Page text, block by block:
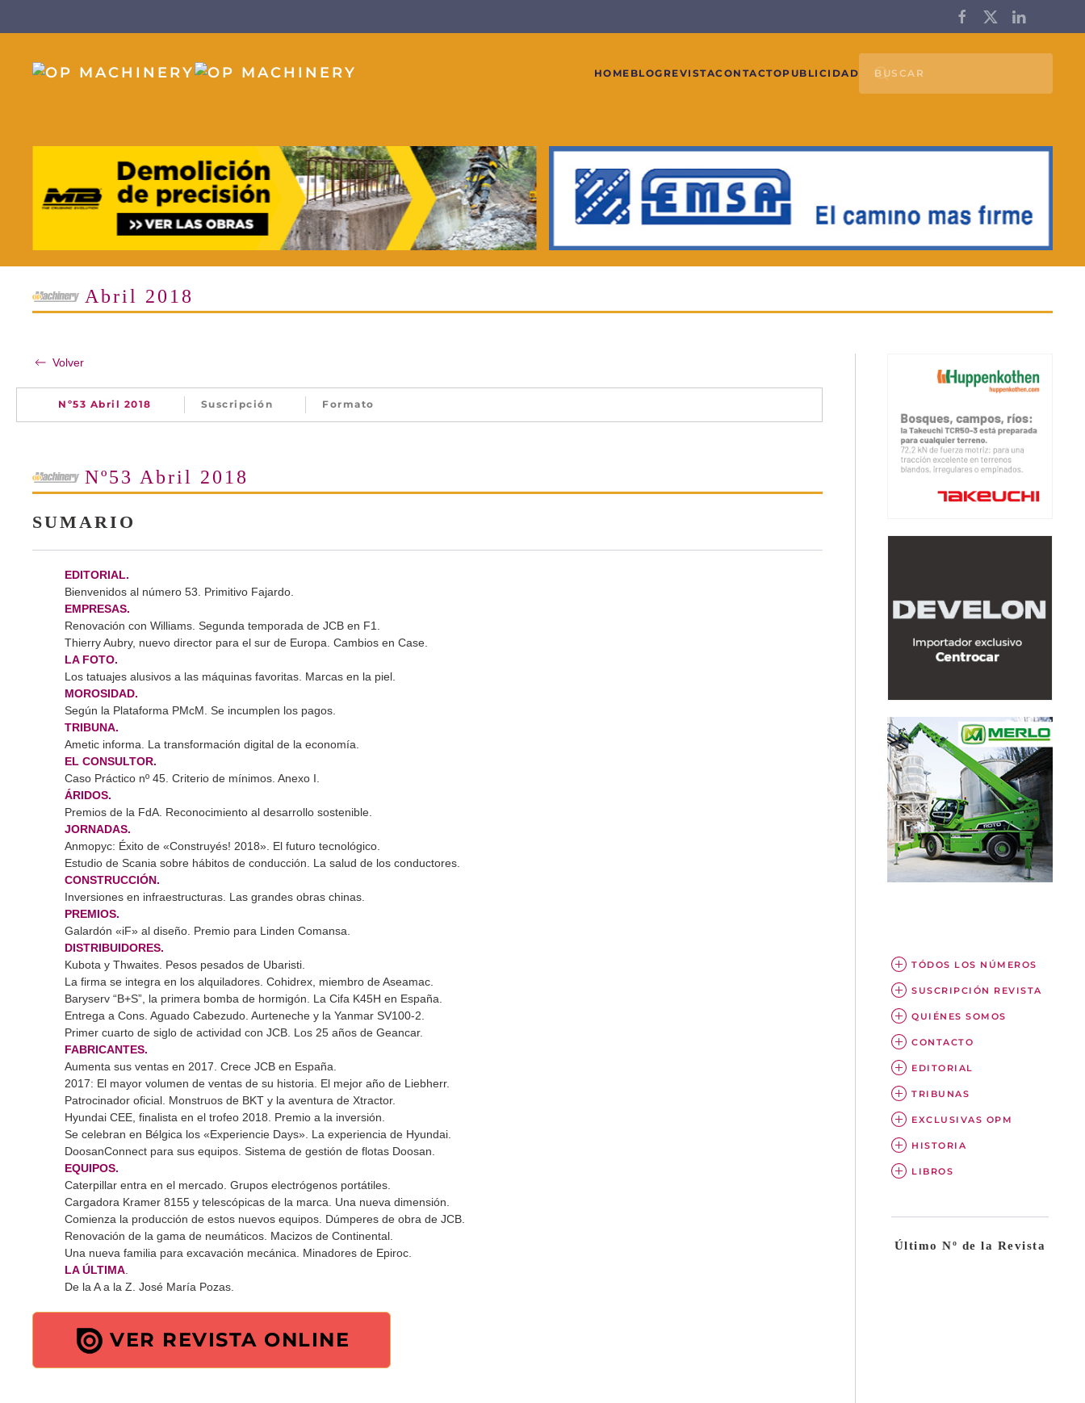
HOME BLOG REVISTACONTACTOPUBLICIDAD
Abril 2018
Volver
Nº53 Abril 2018 Suscripción Formato
Nº53 Abril 2018
SUMARIO
EDITORIAL.
Bienvenidos al número 53. Primitivo Fajardo.
EMPRESAS.
Renovación con Williams. Segunda temporada de JCB en F1.
Thierry Aubry, nuevo director para el sur de Europa. Cambios en Case.
LA FOTO.
Los tatuajes alusivos a las máquinas favoritas. Marcas en la piel.
MOROSIDAD.
Según la Plataforma PMcM. Se incumplen los pagos.
TRIBUNA.
Ametic informa. La transformación digital de la economía.
EL CONSULTOR.
Caso Práctico nº 45. Criterio de mínimos. Anexo I.
ÁRIDOS.
Premios de la FdA. Reconocimiento al desarrollo sostenible.
JORNADAS.
Anmopyc: Éxito de «Construyés! 2018». El futuro tecnológico.
Estudio de Scania sobre hábitos de conducción. La salud de los conductores.
CONSTRUCCIÓN.
Inversiones en infraestructuras. Las grandes obras chinas.
PREMIOS.
Galardón «iF» al diseño. Premio para Linden Comansa.
DISTRIBUIDORES.
Kubota y Thwaites. Pesos pesados de Ubaristi.
La firma se integra en los alquiladores. Cohidrex, miembro de Aseamac.
Baryserv “B+S”, la primera bomba de hormigón. La Cifa K45H en España.
Entrega a Cons. Aguado Cabezudo. Aurteneche y la Yanmar SV100-2.
Primer cuarto de siglo de actividad con JCB. Los 25 años de Geancar.
FABRICANTES.
Aumenta sus ventas en 2017. Crece JCB en España.
2017: El mayor volumen de ventas de su historia. El mejor año de Liebherr.
Patrocinador oficial. Monstruos de BKT y la aventura de Xtractor.
Hyundai CEE, finalista en el trofeo 2018. Premio a la inversión.
Se celebran en Bélgica los «Experiencie Days». La experiencia de Hyundai.
DoosanConnect para sus equipos. Sistema de gestión de flotas Doosan.
EQUIPOS.
Caterpillar entra en el mercado. Grupos electrógenos portátiles.
Cargadora Kramer 8155 y telescópicas de la marca. Una nueva dimensión.
Comienza la producción de estos nuevos equipos. Dúmperes de obra de JCB.
Renovación de la gama de neumáticos. Macizos de Continental.
Una nueva familia para excavación mecánica. Minadores de Epiroc.
LA ÚLTIMA
De la A a la Z. José María Pozas.
VER REVISTA ONLINE
TÓDOS LOS NÚMEROS
SUSCRIPCIÓN REVISTA
QUIÉNES SOMOS
CONTACTO
EDITORIAL
TRIBUNAS
EXCLUSIVAS OPM
HISTORIA
LIBROS
Último Nº de la Revista